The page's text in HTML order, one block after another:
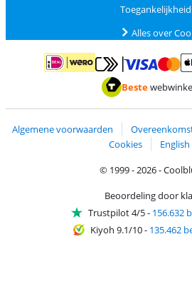
Alles over
Betalen met iDEAL | Wero
Betalen met
Beste
Algemene voorwaarden
Cookies
English
© 1999 - 2026 -
Beoordeling door
Trustpilot 4/5- 156.632
Kiyoh 9.1/10- 135.462